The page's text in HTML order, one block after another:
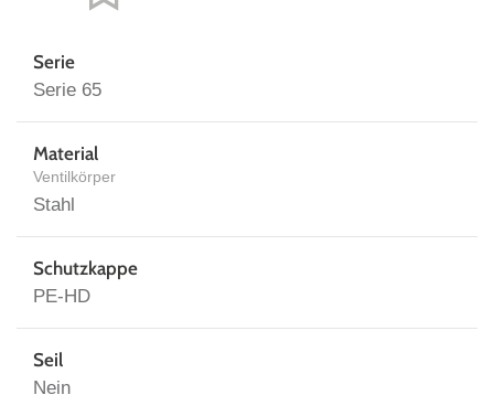
Serie
Serie 65
Material
Ventilkörper
Stahl
Schutzkappe
PE-HD
Seil
Nein